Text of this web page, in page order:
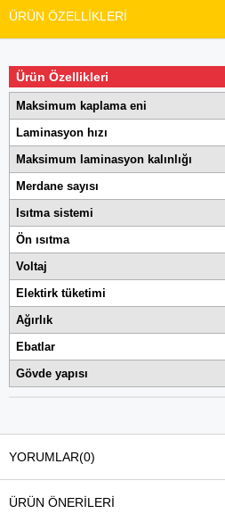
ÜRÜN ÖZELLIKLERI
Ürün Özellikleri
Maksimum kaplama eni
Laminasyon hızı
Maksimum laminasyon kalınlığı
Merdane sayısı
Isıtma sistemi
Ön ısıtma
Voltaj
Elektirk tüketimi
Ağırlık
Ebatlar
Gövde yapısı
YORUMLAR(0)
ÜRÜN ÖNERILERI